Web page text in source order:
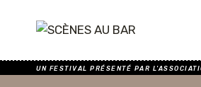
UN FESTIVAL PRÉSENTÉ PAR